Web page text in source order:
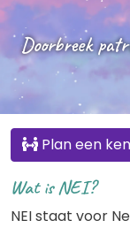
Doorbreek
Plan een
Wat is NEI?
NEI staat voor